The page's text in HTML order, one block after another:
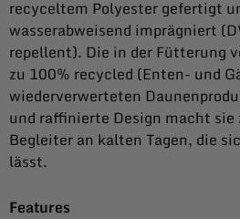
recyceltem Polyester gefertigt
wasserabweisend imprägniert
repellent). Die in der Fütterung
zu 100% recycled (Enten- und
wiederverwerteten
und raffinierte Design macht
Begleiter an kalten Tagen, die
lässt.
Features